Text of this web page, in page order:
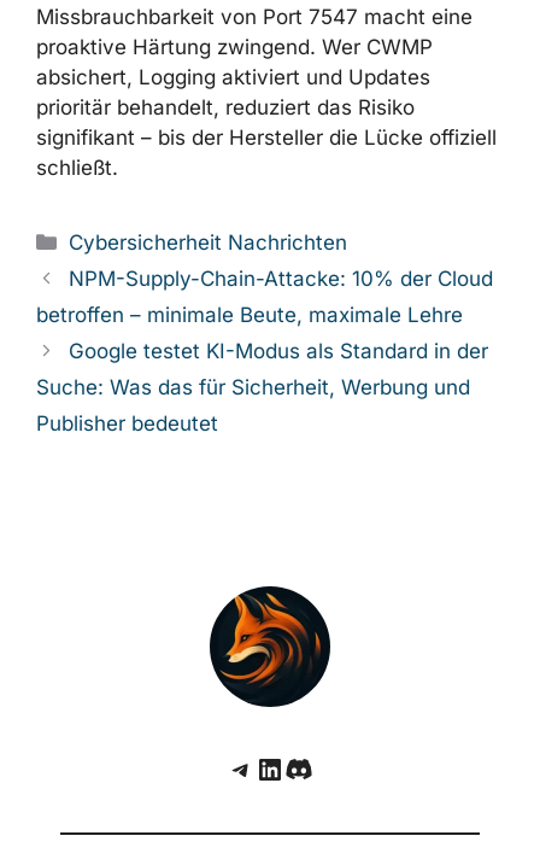
Missbrauchbarkeit von Port 7547 macht eine
proaktive Härtung zwingend. Wer CWMP
absichert, Logging aktiviert und Updates
prioritär behandelt, reduziert das Risiko
signifikant – bis der Hersteller die Lücke offiziell
schließt.
Kategorien
Cybersicherheit Nachrichten
NPM-Supply-Chain-Attacke: 10% der Cloud
betroffen – minimale Beute, maximale Lehre
Google testet KI-Modus als Standard in der
Suche: Was das für Sicherheit, Werbung und
Publisher bedeutet
Telegram
LinkedIn
Discord